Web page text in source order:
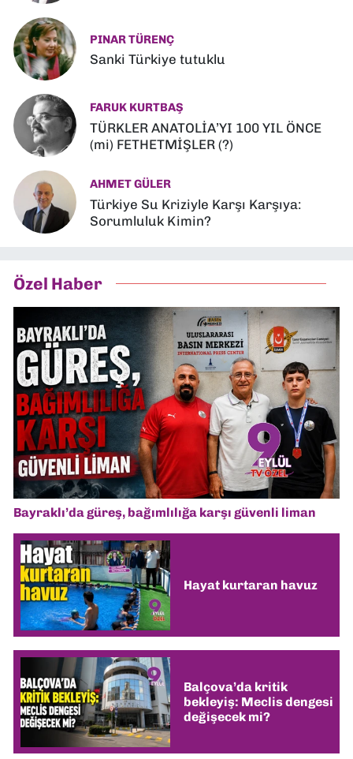
PINAR TÜRENÇ
Sanki Türkiye tutuklu
FARUK KURTBAŞ
TÜRKLER ANATOLİA’YI 100 YIL ÖNCE
(mi) FETHETMİŞLER (?)
AHMET GÜLER
Türkiye Su Kriziyle Karşı Karşıya:
Sorumluluk Kimin?
Özel Haber
Bayraklı’da güreş, bağımlılığa karşı güvenli liman
Hayat kurtaran havuz
Balçova’da kritik
bekleyiş: Meclis dengesi
değişecek mi?